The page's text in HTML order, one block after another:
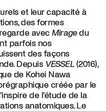
et leur capacité à
des formes
avec Miragedu
parfois nos
des façons
Depuis VESSEL (2016),
de Kohei Nawa
créée par le
de l’étude de la
anatomiques. Le